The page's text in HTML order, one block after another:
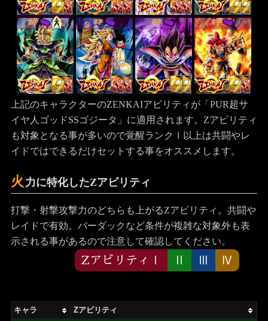
SP SP SP SP
上記のキャラクターのZENKAIアビリティが「PUR超サ
イヤ人ゴッドSSゴジータ」に適用されます。Zアビリティ
も対象となる事が多いので覚醒ランクⅠ以上は共闘やレ
イドではできるだけセットする事をオススメします。
火 力に特化したZアビリティ
打撃・射撃攻撃力のどちらも上がるZアビリティ。共闘や
レイドで有効。バーダックなど条件が複雑な対象外も表
示される事があるので注意して確認してください。
ZアビリティⅠ Ⅱ Ⅲ Ⅳ
キャラ Zアビリティ